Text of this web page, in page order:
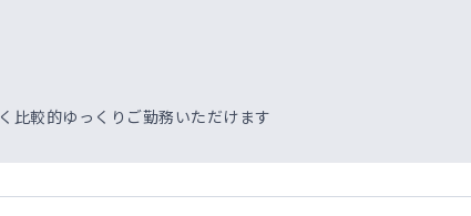
比較的ゆっくりご勤務いただけます